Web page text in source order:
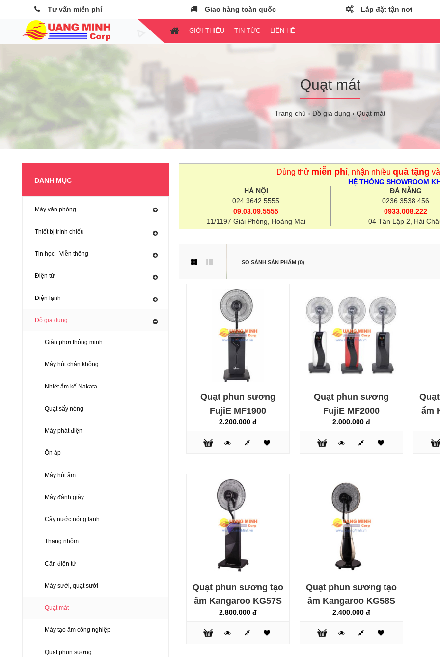
Tư vấn miễn phí Giao hàng toàn quốc Lắp đặt tận nơi
GIỚI THIỆU TIN TỨC LIÊN HỆ
Quạt mát
Trang chủ Đồ gia dụng Quạt mát
DANH MỤC
Máy văn phòng
Thiết bị trình chiếu
Tin học - Viễn thông
Điện tử
Điện lạnh
Đồ gia dụng
Giàn phơi thông minh
Máy hút chân không
Nhiệt ẩm kế Nakata
Quạt sấy nóng
Máy phát điện
Ổn áp
Máy hút ẩm
Máy đánh giày
Cây nước nóng lạnh
Thang nhôm
Cân điện tử
Máy sưởi, quạt sưởi
Quạt mát
Máy tạo ẩm công nghiệp
Quạt phun sương
Dùng thử miễn phí, nhận nhiều quà tặng
HỆ THỐNG SHOWROOM
HÀ NỘI
024.3642 5555
09.03.09.5555
11/1197 Giải Phóng, Hoàng Mai
ĐÀ NẴNG
0236.3538 456
0933.008.222
04 Tân Lập 2, Hải
SO SÁNH SẢN PHẨM (0)
Quạt phun sương FujiE
MF1900
2.200.000 đ
Quạt phun sương tạo ẩm
Kangaroo HYB54
2.850.000 đ
Quạt phun sương
FujiE MF1900
2.200.000 đ
Quạt phun sương
FujiE MF2000
2.000.000 đ
ẩm
Quạt phun sương tạo
ẩm Kangaroo KG57S
2.800.000 đ
Quạt phun sương tạo
ẩm Kangaroo KG58S
2.400.000 đ